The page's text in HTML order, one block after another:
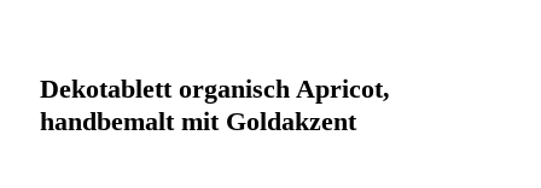
Dekotablett organisch Apricot,
handbemalt mit Goldakzent